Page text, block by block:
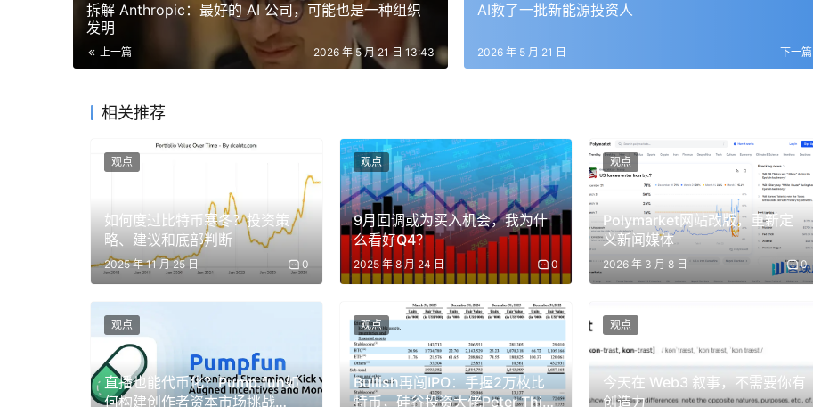
正如文初所言，他的底层逻辑是如果 AGI 真的加速到来，那么最先被重估的，不一定是应用层公司，而是那些掌握算
力、电力、数据中心、存储、光通信、半导体设备和能源资源的公司，因此它的高收益也并不是依赖简单买入指数，
而是靠一批 AI 基础设施高弹性标的拉开差距：譬如 Bloom Energy、Sandisk、Lumentum、CoreWeave、Core
拆解 Anthropic：最好的 AI 公司，可能也是一种组织
发明
上一篇 2026 年 5 月 21 日 13:43
AI救了一批新能源投资人
下一篇
2026 年 5 月 21 日
相关推荐
如何度过比特币寒冬？投资策
略、建议和底部判断
2025 年 11 月 25 日 0
观点
9月回调或为买入机会，我为什
么看好Q4？
2025 年 8 月 24 日 0
观点
Polymarket网站改版，重新定
义新闻媒体
2026 年 3 月 8 日 0
观点
直播也能代币化？Pump.fun如
何构建创作者资本市场挑战
观点
Bullish再闯IPO：手握2万枚比
特币，硅谷投资大佬Peter Thiel
观点
今天在 Web3 叙事，不需要你有
创造力
观点